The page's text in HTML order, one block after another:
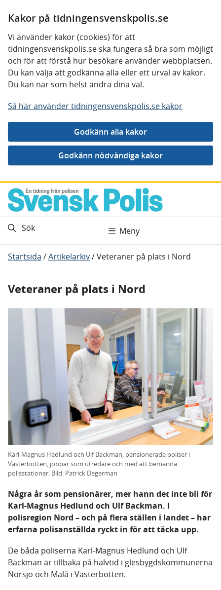
Kakor på tidningensvenskpolis.se
Vi använder kakor (cookies) för att
tidningensvenskpolis.se ska fungera så bra som möjligt
och för att förstå hur besökare använder webbplatsen.
Du kan välja att godkänna alla eller ett urval av kakor.
Du kan när som helst ändra dina val.
Så här använder tidningensvenskpolis.se kakor
Gå direkt till innehåll
Sök Meny
Startsida /Artikelarkiv/Veteraner på plats i Nord
Veteraner på plats i Nord
Karl-Magnus Hedlund och Ulf Backman, pensionerade poliser i
Västerbotten, jobbar som utredare och med att bemanna
polisstationer. Bild: Patrick Degerman
Några år som pensionärer, mer hann det inte bli för
Karl-Magnus Hedlund och Ulf Backman. I
polisregion Nord – och på flera ställen i landet – har
erfarna polisanställda ryckt in för att täcka upp.
De båda poliserna Karl-Magnus Hedlund och Ulf
Backman är tillbaka på halvtid i glesbygdskommunerna
Norsjö och Malå i Västerbotten.